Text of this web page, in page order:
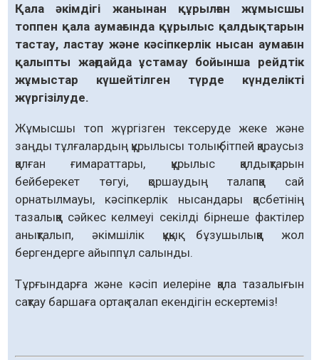
Қала әкімдігі жанынан құрылған жұмысшы
топпен қала аумағында құрылыс қалдықтарын
тастау, ластау және кәсіпкерлік нысан аумағын
қалыпты жағдайда ұстамау бойынша рейдтік
жұмыстар күшейтілген түрде күнделікті
жүргізілуде.
Жұмысшы топ жүргізген тексеруде жеке және
заңды тұлғалардың құрылысы толық бітпей қараусыз
қалған ғимараттары, құрылыс қалдықтарын
бейберекет төгуі, қоршаудың талапқа сай
орнатылмауы, кәсіпкерлік нысандары қасбетінің
тазалыққа сәйкес келмеуі секілді бірнеше фактілер
анықталып, әкімшілік құқық бұзушылыққа жол
бергендерге айыппұл салынды.
Тұрғындарға және кәсіп иелеріне қала тазалығын
сақтау баршаға ортақ талап екендігін ескертеміз!